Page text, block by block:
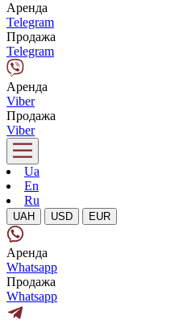
Аренда
Telegram
Продажа
Telegram
Аренда
Viber
Продажа
Viber
Ua
En
Ru
UAH USD EUR
Аренда
Whatsapp
Продажа
Whatsapp